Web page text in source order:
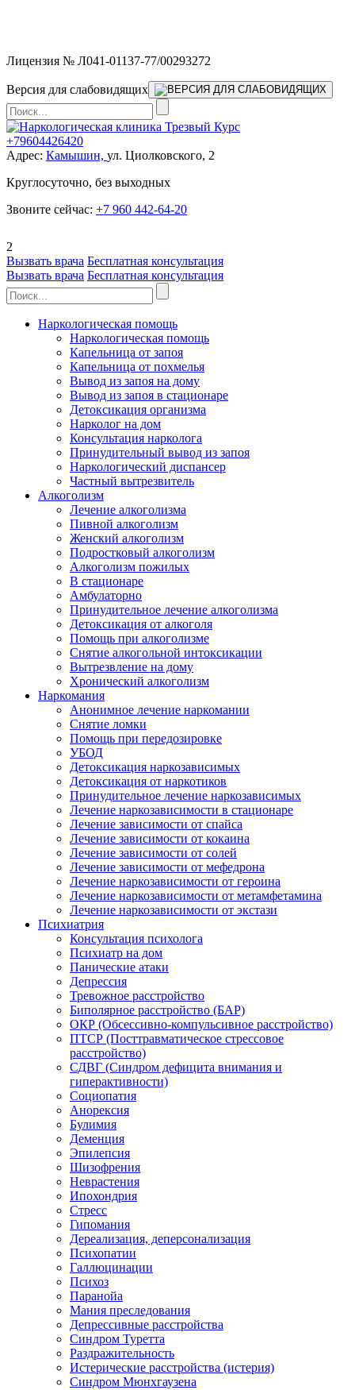
Лицензия № Л041-01137-77/00293272
Версия для слабовидящих
+79604426420
Адрес: Камышин, ул. Циолковского, 2
Круглосуточно, без выходных
Звоните сейчас: +7 960 442-64-20
2
Вызвать врача Бесплатная консультация
Вызвать врача Бесплатная консультация
Наркологическая помощь
Наркологическая помощь
Капельница от запоя
Капельница от похмелья
Вывод из запоя на дому
Вывод из запоя в стационаре
Детоксикация организма
Нарколог на дом
Консультация нарколога
Принудительный вывод из запоя
Наркологический диспансер
Частный вытрезвитель
Алкоголизм
Лечение алкоголизма
Пивной алкоголизм
Женский алкоголизм
Подростковый алкоголизм
Алкоголизм пожилых
В стационаре
Амбулаторно
Принудительное лечение алкоголизма
Детоксикация от алкоголя
Помощь при алкоголизме
Снятие алкогольной интоксикации
Вытрезвление на дому
Хронический алкоголизм
Наркомания
Анонимное лечение наркомании
Снятие ломки
Помощь при передозировке
УБОД
Детоксикация наркозависимых
Детоксикация от наркотиков
Принудительное лечение наркозависимых
Лечение наркозависимости в стационаре
Лечение зависимости от спайса
Лечение зависимости от кокаина
Лечение зависимости от солей
Лечение зависимости от мефедрона
Лечение наркозависимости от героина
Лечение наркозависимости от метамфетамина
Лечение наркозависимости от экстази
Психиатрия
Консультация психолога
Психиатр на дом
Панические атаки
Депрессия
Тревожное расстройство
Биполярное расстройство (БАР)
ОКР (Обсессивно-компульсивное расстройство)
ПТСР (Посттравматическое стрессовое
расстройство)
СДВГ (Синдром дефицита внимания и
гиперактивности)
Социопатия
Анорексия
Булимия
Деменция
Эпилепсия
Шизофрения
Неврастения
Ипохондрия
Стресс
Гипомания
Дереализация, деперсонализация
Психопатии
Галлюцинации
Психоз
Паранойа
Мания преследования
Депрессивные расстройства
Синдром Туретта
Раздражительность
Истерические расстройства (истерия)
Синдром Мюнхгаузена